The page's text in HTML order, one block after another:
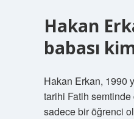
Hakan
babası
Hakan Erkan, 1990
tarihi Fatih
sadece bir öğrenci